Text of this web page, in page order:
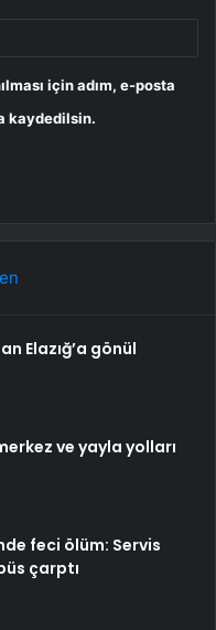
için adım, e-posta
kaydedilsin.
Elazığ’a gönül
ve yayla yolları
feci ölüm: Servis
çarptı